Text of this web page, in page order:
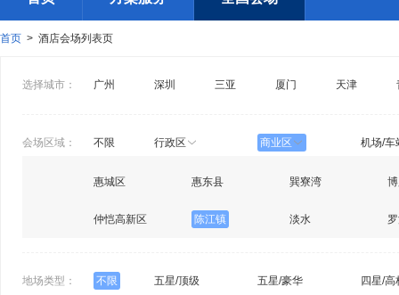
首页 > 酒店会场列表页
选择城市： 广州 深圳 三亚 厦门 天津
会场区域： 不限 行政区 商业区 机场/车
惠城区 惠东县 巽寮湾
仲恺高新区 陈江镇 淡水
地场类型： 不限 五星/顶级 五星/豪华 四星/高